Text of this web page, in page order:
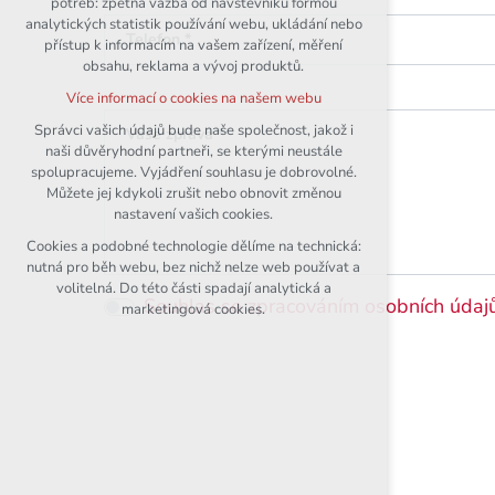
Telefon *
Vaše zpráva *
Souhlas se zpracováním osobních
udržení kontextu stránek (session):
případná přihlášení, volby jazyka, apod.
Volitelná cookies
analytická pro anonymizované
vyhodnocení návštěvnosti
marketingová cookies (Google)
Více informací o cookies na našem webu
Přijmout všechny cookies
Odmítnout vše
analytických statistik používání webu, ukládání nebo
přístup k informacím na vašem zařízení, měření
obsahu, reklama a vývoj produktů.
Více informací o cookies na našem webu
Správci vašich údajů bude naše společnost, jakož i
naši důvěryhodní partneři, se kterými neustále
spolupracujeme. Vyjádření souhlasu je dobrovolné.
Můžete jej kdykoli zrušit nebo obnovit změnou
nastavení vašich cookies.
Cookies a podobné technologie dělíme na technická:
nutná pro běh webu, bez nichž nelze web používat a
volitelná. Do této části spadají analytická a
marketingová cookies.